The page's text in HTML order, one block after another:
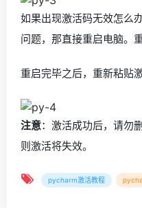
如果出现激活码无效怎么
问题，那直接重启电脑。
重启完毕之后，重新粘贴
注意：激活成功后，请勿
则激活将失效。
pycharm激活教程